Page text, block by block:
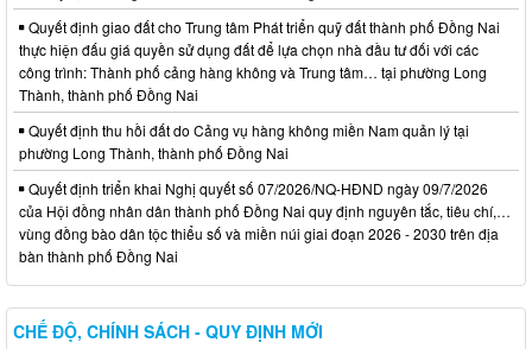
Quyết định giao đất cho Trung tâm Phát triển quỹ đất thành phố Đồng Nai
thực hiện đấu giá quyền sử dụng đất để lựa chọn nhà đầu tư đối với các
công trình: Thành phố cảng hàng không và Trung tâm… tại phường Long
Thành, thành phố Đồng Nai
Quyết định thu hồi đất do Cảng vụ hàng không miền Nam quản lý tại
phường Long Thành, thành phố Đồng Nai
Quyết định triển khai Nghị quyết số 07/2026/NQ-HĐND ngày 09/7/2026
của Hội đồng nhân dân thành phố Đồng Nai quy định nguyên tắc, tiêu chí,…
vùng đồng bào dân tộc thiểu số và miền núi giai đoạn 2026 - 2030 trên địa
bàn thành phố Đồng Nai
CHẾ ĐỘ, CHÍNH SÁCH - QUY ĐỊNH MỚI